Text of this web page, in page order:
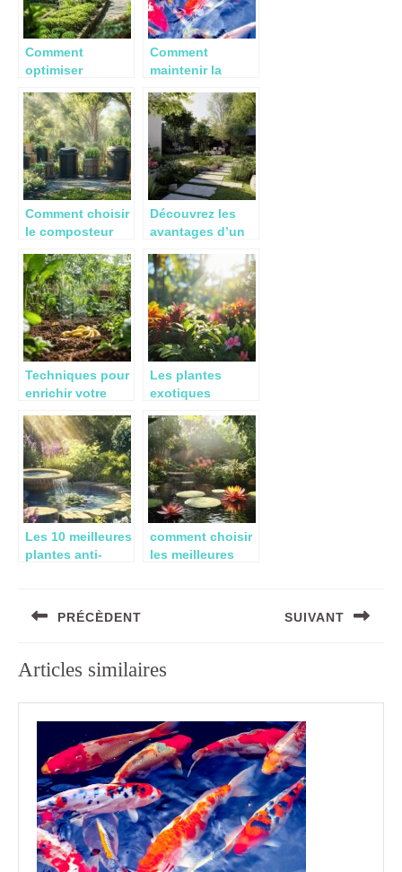
Comment
optimiser
votre jardin près
de Buron avec
des experts
certifiés
Comment
maintenir la
koï en bassin :
conseils et
astuces
Comment choisir
le composteur
jardin
Découvrez les
avantages d’un
professionnel à
Angers pour
votre espace
extérieur
Techniques pour
enrichir votre
pouvoir
insoupçonné des
pelures de
banane
Les plantes
exotiques
soleil : guide de
selection pour
votre jardin
Les 10 meilleures
plantes anti-
millenaire de
l’Ayurveda
comment choisir
les meilleures
de
PRÉCÈDENT
post:
SUIVANT
Articles similaires